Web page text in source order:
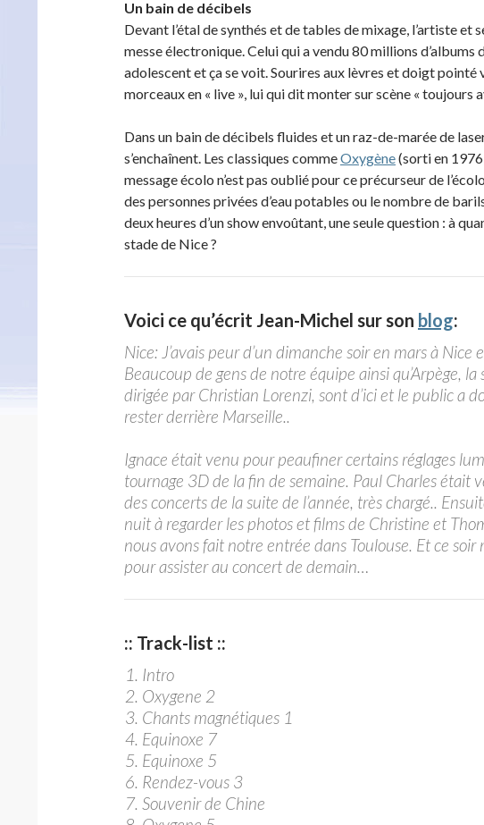
Un bain de décibels
Devant l’étal de synthés et de tables de mixage, l’artiste
messe électronique. Celui qui a vendu 80 millions d’albums
adolescent et ça se voit. Sourires aux lèvres et doigt pointé
morceaux en « live », lui qui dit monter sur scène « toujours
Dans un bain de décibels fluides et un raz-de-marée de
s’enchaînent. Les classiques commeOxygène(sorti en
message écolo n’est pas oublié pour ce précurseur de
des personnes privées d’eau potables ou le nombre de
deux heures d’un show envoûtant, une seule question : à
stade de Nice ?
Voici ce qu’écrit Jean-Michel sur son blog:
Nice: J’avais peur d’un dimanche soir en mars à Nice
Beaucoup de gens de notre équipe ainsi qu’Arpège,
dirigée par Christian Lorenzi, sont d’ici et le public a
rester derrière Marseille..
Ignace était venu pour peaufiner certains réglages
tournage 3D de la fin de semaine. Paul Charles était
des concerts de la suite de l’année, très chargé..
nuit à regarder les photos et films de Christine et
nous avons fait notre entrée dans Toulouse. Et ce
pour assister au concert de demain…
:: Track-list ::
Intro
Oxygene 2
Chants magnétiques 1
Equinoxe 7
Equinoxe 5
Rendez-vous 3
Souvenir de Chine